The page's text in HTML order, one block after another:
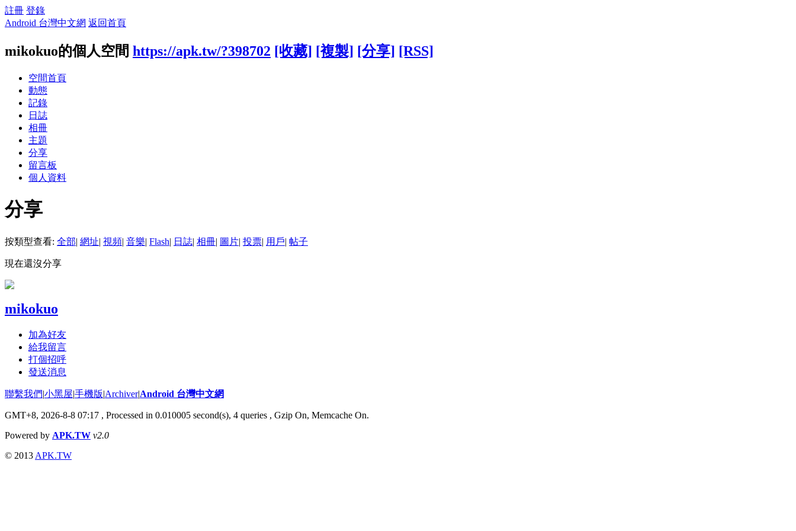
註冊 登錄
Android 台灣中文網 返回首頁
mikokuo的個人空間 https://apk.tw/?398702 [收藏] [複製] [分享] [RSS]
空間首頁
動態
記錄
日誌
相冊
主題
分享
留言板
個人資料
分享
按類型查看: 全部| 網址| 視頻| 音樂| Flash| 日誌| 相冊| 圖片| 投票| 用戶| 帖子
現在還沒分享
mikokuo
加為好友
給我留言
打個招呼
發送消息
聯繫我們|小黑屋|手機版|Archiver|Android 台灣中文網
GMT+8, 2026-8-8 07:17 , Processed in 0.010005 second(s), 4 queries , Gzip On, Memcache On.
Powered by APK.TW v2.0
© 2013 APK.TW